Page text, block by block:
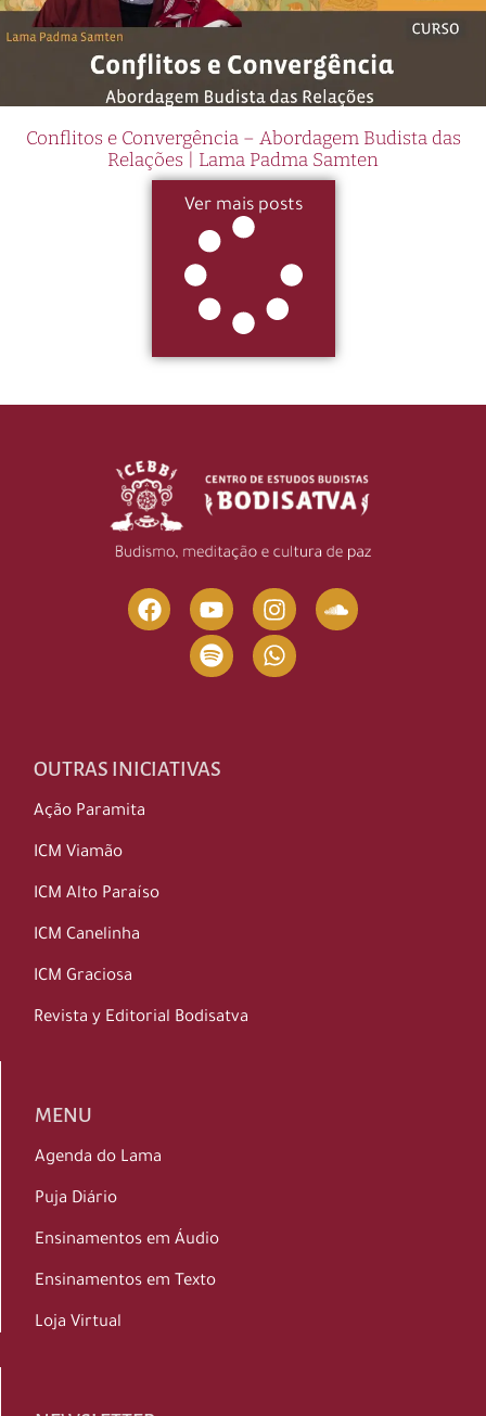
Conflitos e Convergência – Abordagem Budista das
Relações | Lama Padma Samten
Ver mais posts
OUTRAS INICIATIVAS
Ação Paramita
ICM Viamão
ICM Alto Paraíso
ICM Canelinha
ICM Graciosa
Revista y Editorial Bodisatva
MENU
Agenda do Lama
Puja Diário
Ensinamentos em Áudio
Ensinamentos em Texto
Loja Virtual